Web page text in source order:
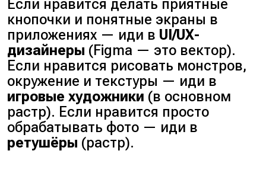
Если нравится делать приятные
кнопочки и понятные экраны в
приложениях — иди в UI/UX-
дизайнеры (Figma — это вектор).
Если нравится рисовать монстров,
окружение и текстуры — иди в
игровые художники (в основном
растр). Если нравится просто
обрабатывать фото — иди в
ретушёры (растр).